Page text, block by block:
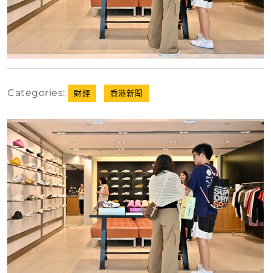
Categories: 財經 香港新聞